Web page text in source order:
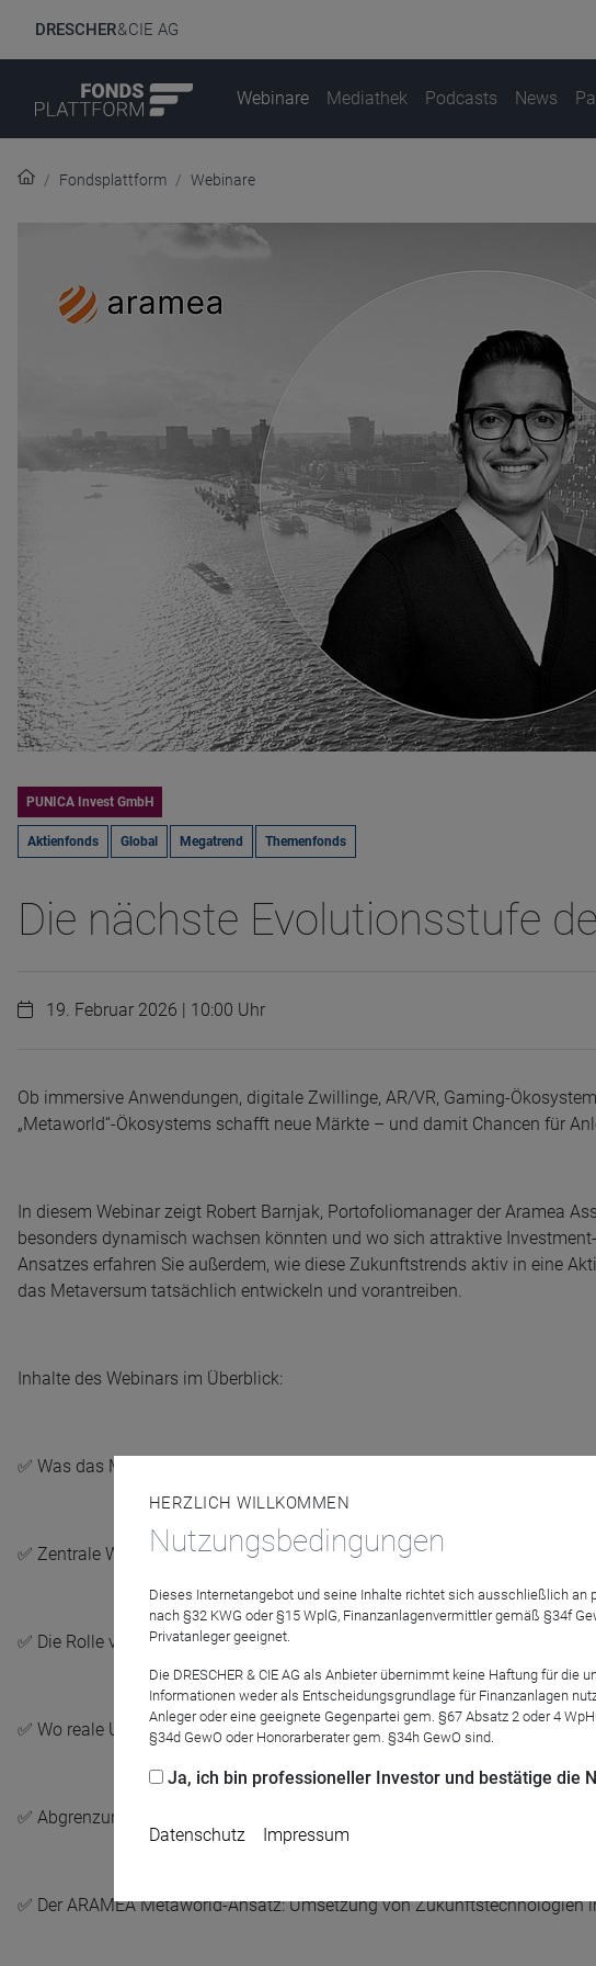
DRESCHER& CIE AG
Webinare Mediathek Podcasts News
Fondsplattform Webinare
PUNICA Invest GmbH
Aktienfonds Global Megatrend Themenfonds
Die nächste Evolutionsstufe
19. Februar 2026 | 10:00 Uhr
Ob immersive Anwendungen, digitale Zwillinge, AR/VR, Gaming-
„Metaworld“-Ökosystems schafft neue Märkte – und damit Chancen für
In diesem Webinar zeigt Robert Barnjak, Portofoliomanager der Aramea
besonders dynamisch wachsen könnten und wo sich attraktive
Ansatzes erfahren Sie außerdem, wie diese Zukunftstrends aktiv in eine
das Metaversum tatsächlich entwickeln und vorantreiben.
Inhalte des Webinars im Überblick:
✅ Was das Metaversum jenseits des Hypes wirklich ausmacht
✅ Zentrale Wachstumstreiber: AR/VR, digitale Zwillinge, Gaming &
✅ Die Rolle von Infrastruktur, Halbleitern, Software und Netzwerken
✅ Wo reale Umsätze und skalierbare Geschäftsmodelle entstehen
✅ Abgrenzung von Vision und Investierbarkeit im Metaverse-Umfeld
✅ Der ARAMEA Metaworld-Ansatz: Umsetzung von Zukunftstechnologien
HERZLICH WILLKOMMEN
Nutzungsbedingungen
Dieses Internetangebot und seine Inhalte richtet sich ausschließlich an
nach §32 KWG oder §15 WplG, Finanzanlagenvermittler gemäß §34f
Privatanleger geeignet.
Die DRESCHER & CIE AG als Anbieter übernimmt keine Haftung für
Informationen weder als Entscheidungsgrundlage für Finanzanlagen
Anleger oder eine geeignete Gegenpartei gem. §67 Absatz 2 oder 4
§34d GewO oder Honorarberater gem. §34h GewO sind.
Ja, ich bin professioneller Investor und bestätige die
Datenschutz Impressum